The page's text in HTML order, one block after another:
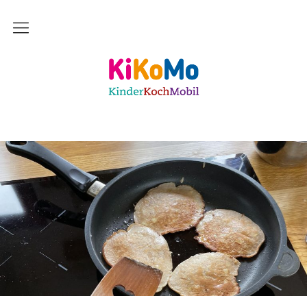
Kinderkochmobil KiKoMo Karlsruhe
Start
Mein Team
Daher komme ich
Meine Freunde
Saisonal – Regional – Bio
Wir sind “in-Form”
Anerkannt als “BNE”-Akteur
Mein erstes Jahr